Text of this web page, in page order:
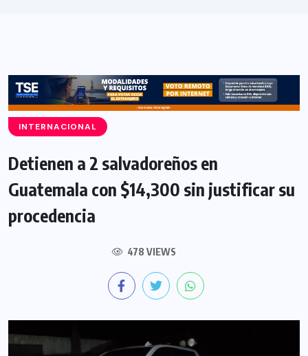
INTERNACIONAL
Detienen a 2 salvadoreños en
Guatemala con $14,300 sin justificar su
procedencia
478 VIEWS